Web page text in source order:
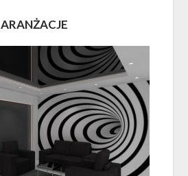
ARANŻACJE